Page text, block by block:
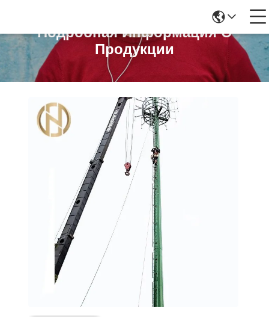
Подробная Информация О
Продукции